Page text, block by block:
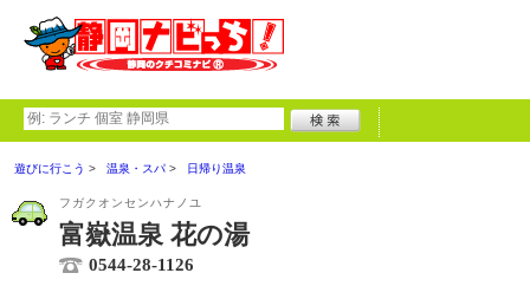
遊びに行こう 温泉・スパ 日帰り温泉
フガクオンセンハナノユ
富嶽温泉 花の湯
0544-28-1126